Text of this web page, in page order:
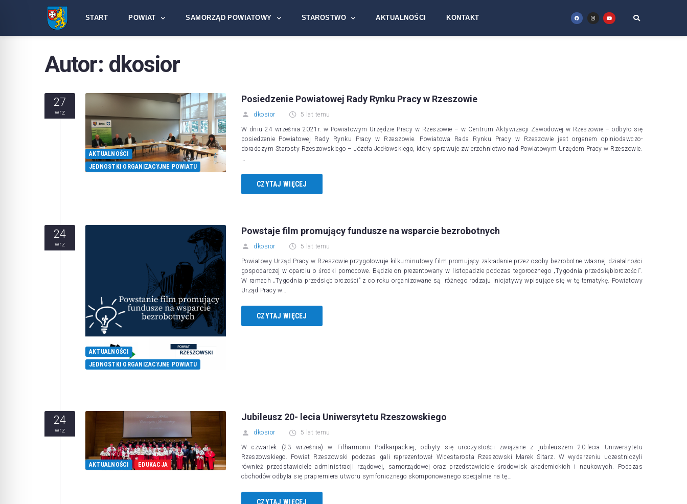
START POWIAT SAMORZĄD POWIATOWY STAROSTWO AKTUALNOŚCI KONTAKT
Autor: dkosior
27
wrz
AKTUALNOŚCI
JEDNOSTKI ORGANIZACYJNE POWIATU
Posiedzenie Powiatowej Rady Rynku Pracy w Rzeszowie
dkosior 5 lat temu
W dniu 24 września 2021r. w Powiatowym Urzędzie Pracy w Rzeszowie – w Centrum Aktywizacji Zawodowej w Rzeszowie – odbyło się
posiedzenie Powiatowej Rady Rynku Pracy w Rzeszowie. Powiatowa Rada Rynku Pracy w Rzeszowie jest organem opiniodawczo-
doradczym Starosty Rzeszowskiego – Józefa Jodłowskiego, który sprawuje zwierzchnictwo nad Powiatowym Urzędem Pracy w Rzeszowie.
…
CZYTAJ WIĘCEJ
24
wrz
AKTUALNOŚCI
JEDNOSTKI ORGANIZACYJNE POWIATU
Powstaje film promujący fundusze na wsparcie bezrobotnych
dkosior 5 lat temu
Powiatowy Urząd Pracy w Rzeszowie przygotowuje kilkuminutowy film promujący zakładanie przez osoby bezrobotne własnej działalności
gospodarczej w oparciu o środki pomocowe. Będzie on prezentowany w listopadzie podczas tegorocznego „Tygodnia przedsiębiorczości”.
W ramach „Tygodnia przedsiębiorczości” z co roku organizowane są różnego rodzaju inicjatywy wpisujące się w tę tematykę. Powiatowy
Urząd Pracy w…
CZYTAJ WIĘCEJ
24
wrz
AKTUALNOŚCI EDUKACJA
Jubileusz 20- lecia Uniwersytetu Rzeszowskiego
dkosior 5 lat temu
W czwartek (23 września) w Filharmonii Podkarpackiej, odbyły się uroczystości związane z jubileuszem 20-lecia Uniwersytetu
Rzeszowskiego. Powiat Rzeszowski podczas gali reprezentował Wicestarosta Rzeszowski Marek Sitarz. W wydarzeniu uczestniczyli
również przedstawiciele administracji rządowej, samorządowej oraz przedstawiciele środowisk akademickich i naukowych. Podczas
obchodów odbyła się prapremiera utworu symfonicznego skomponowanego specjalnie na tę…
CZYTAJ WIĘCEJ